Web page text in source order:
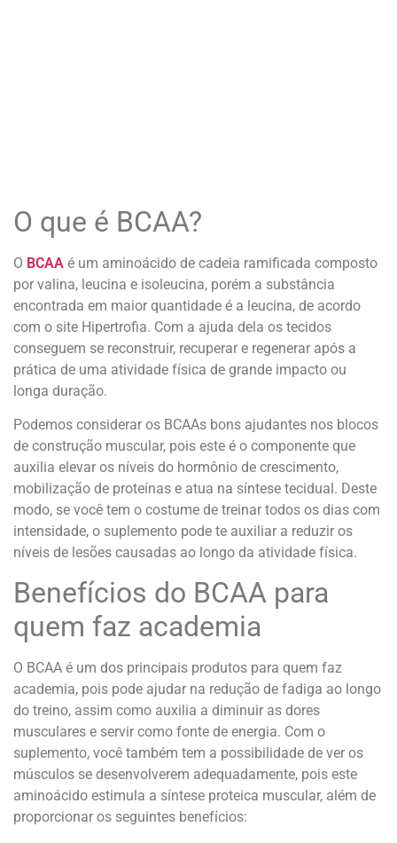
O que é BCAA?
O BCAA é um aminoácido de cadeia ramificada composto
por valina, leucina e isoleucina, porém a substância
encontrada em maior quantidade é a leucina, de acordo
com o site Hipertrofia. Com a ajuda dela os tecidos
conseguem se reconstruir, recuperar e regenerar após a
prática de uma atividade física de grande impacto ou
longa duração.
Podemos considerar os BCAAs bons ajudantes nos blocos
de construção muscular, pois este é o componente que
auxilia elevar os níveis do hormônio de crescimento,
mobilização de proteínas e atua na síntese tecidual. Deste
modo, se você tem o costume de treinar todos os dias com
intensidade, o suplemento pode te auxiliar a reduzir os
níveis de lesões causadas ao longo da atividade física.
Benefícios do BCAA para
quem faz academia
O BCAA é um dos principais produtos para quem faz
academia, pois pode ajudar na redução de fadiga ao longo
do treino, assim como auxilia a diminuir as dores
musculares e servir como fonte de energia. Com o
suplemento, você também tem a possibilidade de ver os
músculos se desenvolverem adequadamente, pois este
aminoácido estimula a síntese proteica muscular, além de
proporcionar os seguintes benefícios: